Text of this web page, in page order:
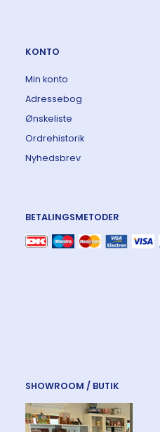
KONTO
Min konto
Adressebog
Ønskeliste
Ordrehistorik
Nyhedsbrev
BETALINGSMETODER
SHOWROOM / BUTIK